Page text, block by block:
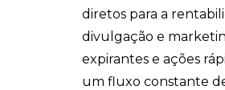
diretos para a
divulgação e
expirantes e ações
um fluxo constante